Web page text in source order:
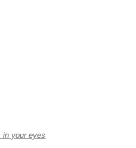
in your eyes